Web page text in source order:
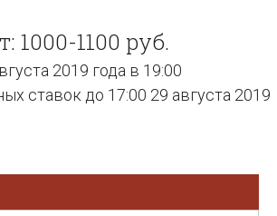
1000-1100 руб.
2019 года в 19:00
ставок до 17:00 29 августа 2019